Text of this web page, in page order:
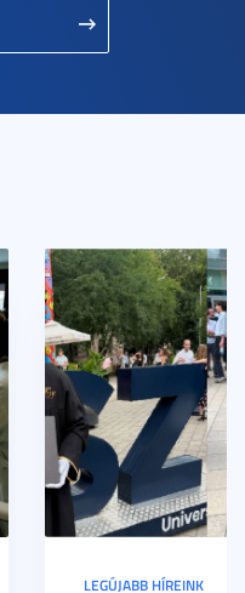
LEGÚJABB HÍREINK